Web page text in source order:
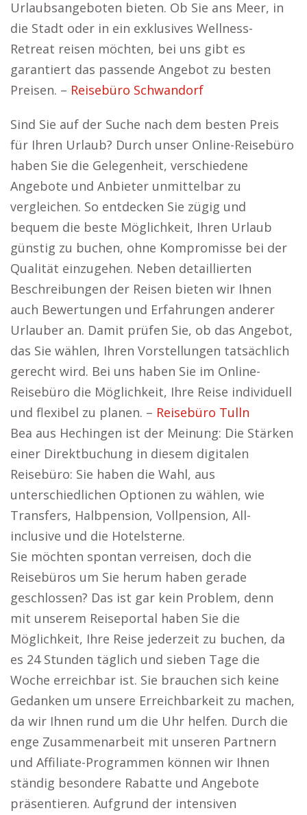
Urlaubsangeboten bieten. Ob Sie ans Meer, in
die Stadt oder in ein exklusives Wellness-
Retreat reisen möchten, bei uns gibt es
garantiert das passende Angebot zu besten
Preisen. – Reisebüro Schwandorf
Sind Sie auf der Suche nach dem besten Preis
für Ihren Urlaub? Durch unser Online-Reisebüro
haben Sie die Gelegenheit, verschiedene
Angebote und Anbieter unmittelbar zu
vergleichen. So entdecken Sie zügig und
bequem die beste Möglichkeit, Ihren Urlaub
günstig zu buchen, ohne Kompromisse bei der
Qualität einzugehen. Neben detaillierten
Beschreibungen der Reisen bieten wir Ihnen
auch Bewertungen und Erfahrungen anderer
Urlauber an. Damit prüfen Sie, ob das Angebot,
das Sie wählen, Ihren Vorstellungen tatsächlich
gerecht wird. Bei uns haben Sie im Online-
Reisebüro die Möglichkeit, Ihre Reise individuell
und flexibel zu planen. – Reisebüro Tulln
Bea aus Hechingen ist der Meinung: Die Stärken
einer Direktbuchung in diesem digitalen
Reisebüro: Sie haben die Wahl, aus
unterschiedlichen Optionen zu wählen, wie
Transfers, Halbpension, Vollpension, All-
inclusive und die Hotelsterne.
Sie möchten spontan verreisen, doch die
Reisebüros um Sie herum haben gerade
geschlossen? Das ist gar kein Problem, denn
mit unserem Reiseportal haben Sie die
Möglichkeit, Ihre Reise jederzeit zu buchen, da
es 24 Stunden täglich und sieben Tage die
Woche erreichbar ist. Sie brauchen sich keine
Gedanken um unsere Erreichbarkeit zu machen,
da wir Ihnen rund um die Uhr helfen. Durch die
enge Zusammenarbeit mit unseren Partnern
und Affiliate-Programmen können wir Ihnen
ständig besondere Rabatte und Angebote
präsentieren. Aufgrund der intensiven